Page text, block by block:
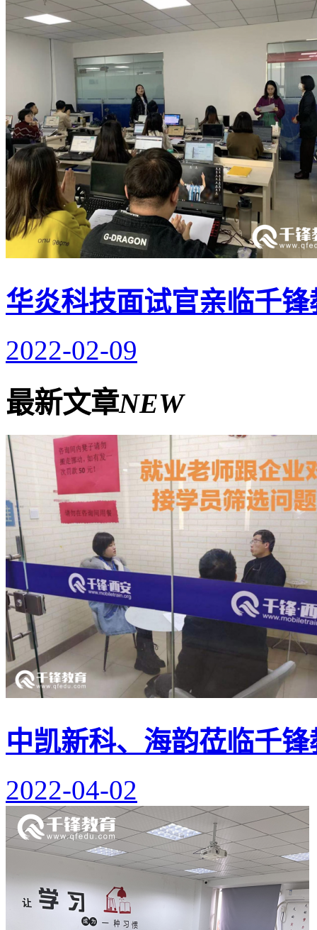
华炎科技面试官亲临千
2022-02-09
最新文章NEW
中凯新科、海韵莅临千
2022-04-02